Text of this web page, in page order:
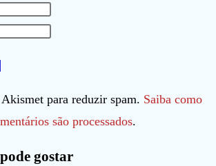
para reduzir spam. Saiba como
são processados.
gostar